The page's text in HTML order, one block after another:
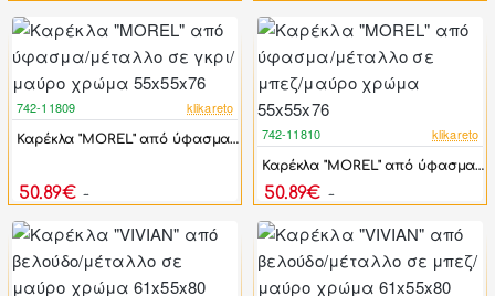
-17%
742-11809 klikareto
Καρέκλα "MOREL" από ύφασμα/μέταλλο σε γκρι/μαύρο χρώμα 55x55x76
50.89€
-17%
742-11810 klikareto
Καρέκλα "MOREL" από ύφασμα/μέταλλο σε μπεζ/μαύρο χρώμα 55x55x76
50.89€